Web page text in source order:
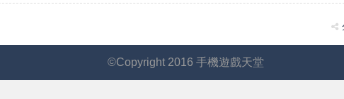
©Copyright 2016 手機遊戲天堂